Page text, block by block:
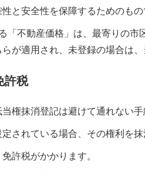
と安全性を保障するためのもの
「不動産価格」は、最寄りの
が適用され、未登録の場合は
許税
権抹消登記は避けて通れない手
されている場合、その権利を
許税がかかります。